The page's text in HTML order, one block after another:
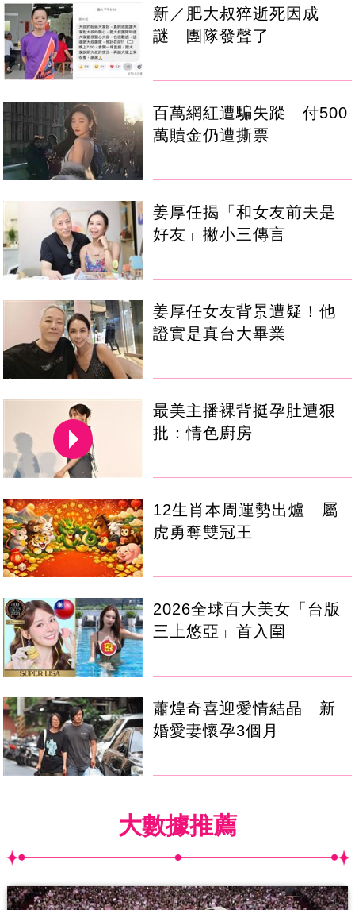
新／肥大叔猝逝死因成
謎 團隊發聲了
百萬網紅遭騙失蹤 付500
萬贖金仍遭撕票
姜厚任揭「和女友前夫是
好友」撇小三傳言
姜厚任女友背景遭疑！他
證實是真台大畢業
最美主播裸背挺孕肚遭狠
批：情色廚房
12生肖本周運勢出爐 屬
虎勇奪雙冠王
2026全球百大美女「台版
三上悠亞」首入圍
蕭煌奇喜迎愛情結晶 新
婚愛妻懷孕3個月
大數據推薦